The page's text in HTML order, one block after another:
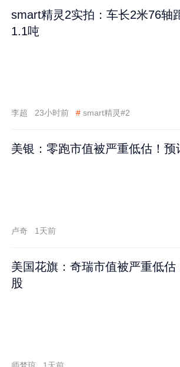
smart精灵2实拍：车长2米76轴
1.1吨
李超 23小时前 # smart精灵#2
美银：零跑市值被严重低估！预
卢奇 1天前
美国花旗：奇瑞市值被严重低
股
师梦琼 1天前